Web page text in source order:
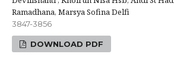
Ramadhana, Marsya Sofina Delfi
3847-3856
DOWNLOAD PDF